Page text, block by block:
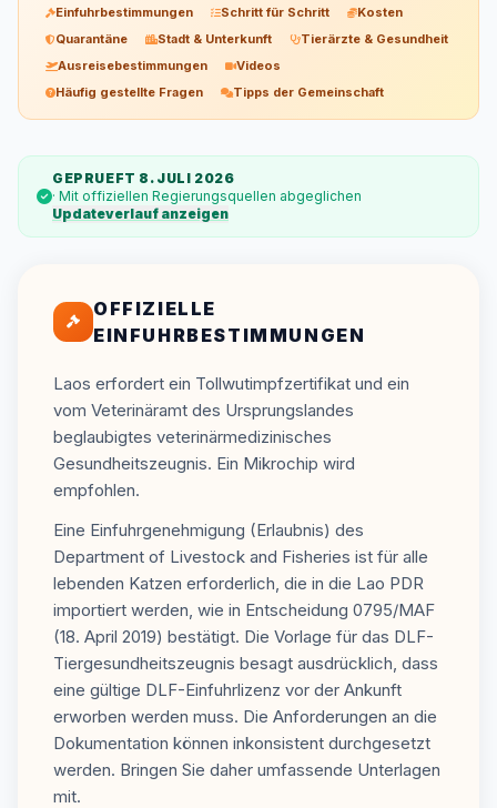
Einfuhrbestimmungen Schritt für Schritt
Kosten
Quarantäne
Stadt & Unterkunft
Tierärzte & Gesundheit
Ausreisebestimmungen
Videos
Häufig gestellte Fragen
Tipps der Gemeinschaft
GEPRUEFT 8. JULI 2026
· Mit offiziellen Regierungsquellen abgeglichen
Updateverlauf anzeigen
OFFIZIELLE
EINFUHRBESTIMMUNGEN
Laos erfordert ein Tollwutimpfzertifikat und ein
vom Veterinäramt des Ursprungslandes
beglaubigtes veterinärmedizinisches
Gesundheitszeugnis. Ein Mikrochip wird
empfohlen.
Eine Einfuhrgenehmigung (Erlaubnis) des
Department of Livestock and Fisheries ist für alle
lebenden Katzen erforderlich, die in die Lao PDR
importiert werden, wie in Entscheidung 0795/MAF
(18. April 2019) bestätigt. Die Vorlage für das DLF-
Tiergesundheitszeugnis besagt ausdrücklich, dass
eine gültige DLF-Einfuhrlizenz vor der Ankunft
erworben werden muss. Die Anforderungen an die
Dokumentation können inkonsistent durchgesetzt
werden. Bringen Sie daher umfassende Unterlagen
mit.